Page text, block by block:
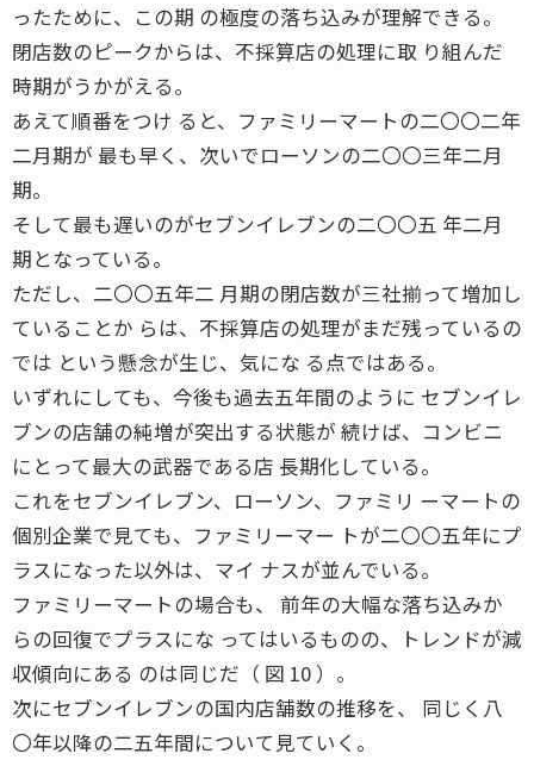
ったために、この期 の極度の落ち込みが理解できる。
閉店数のピークからは、不採算店の処理に取 り組んだ
時期がうかがえる。
あえて順番をつけ ると、ファミリーマートの二〇〇二年
二月期が 最も早く、次いでローソンの二〇〇三年二月
期。
そして最も遅いのがセブンイレブンの二〇〇五 年二月
期となっている。
ただし、二〇〇五年二 月期の閉店数が三社揃って増加し
ていることか らは、不採算店の処理がまだ残っているの
では という懸念が生じ、気にな る点ではある。
いずれにしても、今後も過去五年間のように セブンイレ
ブンの店舗の純増が突出する状態が 続けば、コンビニ
にとって最大の武器である店 長期化している。
これをセブンイレブン、ローソン、ファミリ ーマートの
個別企業で見ても、ファミリーマー トが二〇〇五年にプ
ラスになった以外は、マイ ナスが並んでいる。
ファミリーマートの場合も、 前年の大幅な落ち込みか
らの回復でプラスにな ってはいるものの、トレンドが減
収傾向にある のは同じだ（ 図 10 ）。
次にセブンイレブンの国内店舗数の推移を、 同じく八
〇年以降の二五年間について見ていく。